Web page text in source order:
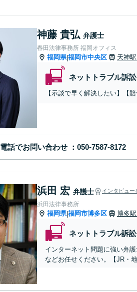
神藤 貴弘 弁護士
春田法律事務所 福岡オフィス
福岡県|福岡市中央区 天神駅
ネットトラブル訴
【示談で早く解決したい】【
電話でお問い合わせ
浜田 宏 弁護士 インタビュー
浜田法律事務所
福岡県|福岡市博多区 博多駅
ネットトラブル訴
インターネット問題に強い弁
などお任せください。【JR・